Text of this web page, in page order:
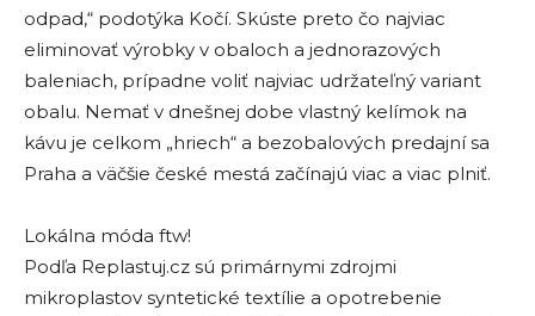
odpad,“ podotýka Kočí. Skúste preto čo najviac
eliminovať výrobky v obaloch a jednorazových
baleniach, prípadne voliť najviac udržateľný variant
obalu. Nemať v dnešnej dobe vlastný kelímok na
kávu je celkom „hriech“ a bezobalových predajní sa
Praha a väčšie české mestá začínajú viac a viac plniť.
Lokálna móda ftw!
Podľa Replastuj.cz sú primárnymi zdrojmi
mikroplastov syntetické textílie a opotrebenie